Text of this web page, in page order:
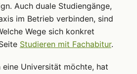
Auch duale Studiengänge,
im Betrieb verbinden, sind
Wege sich konkret
Studieren mit Fachabitur.
Universität möchte, hat